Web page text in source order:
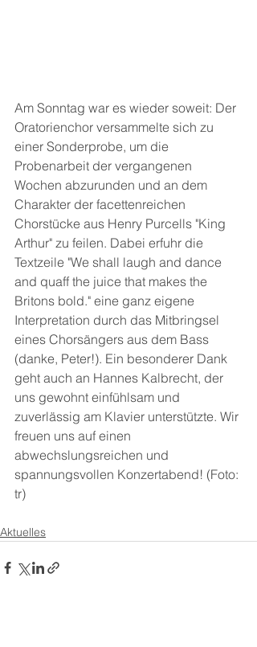
Am Sonntag war es wieder soweit: Der
Oratorienchor versammelte sich zu
einer Sonderprobe, um die
Probenarbeit der vergangenen
Wochen abzurunden und an dem
Charakter der facettenreichen
Chorstücke aus Henry Purcells "King
Arthur" zu feilen. Dabei erfuhr die
Textzeile "We shall laugh and dance
and quaff the juice that makes the
Britons bold." eine ganz eigene
Interpretation durch das Mitbringsel
eines Chorsängers aus dem Bass
(danke, Peter!). Ein besonderer Dank
geht auch an Hannes Kalbrecht, der
uns gewohnt einfühlsam und
zuverlässig am Klavier unterstützte. Wir
freuen uns auf einen
abwechslungsreichen und
spannungsvollen Konzertabend! (Foto:
tr)
Aktuelles